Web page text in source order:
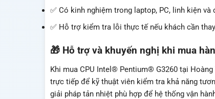
✅ Có kinh nghiệm trong laptop, PC, linh kiện
✅ Hỗ trợ kiểm tra lỗi thực tế nếu khách cần
🎁 Hỗ trợ và khuyến nghị khi mua
Khi mua CPU Intel® Pentium® G3260 tại
trực tiếp để kỹ thuật viên kiểm tra khả năng
giải pháp tản nhiệt phù hợp để hệ thống vận